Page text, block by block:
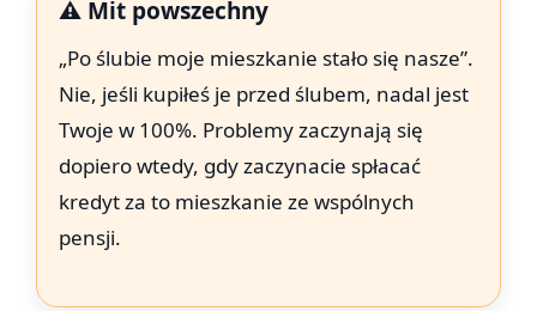
⚠️ Mit powszechny
„Po ślubie moje mieszkanie stało się nasze”.
Nie, jeśli kupiłeś je przed ślubem, nadal jest
Twoje w 100%. Problemy zaczynają się
dopiero wtedy, gdy zaczynacie spłacać
kredyt za to mieszkanie ze wspólnych
pensji.